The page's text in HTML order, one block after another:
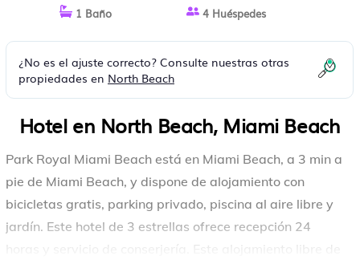
1 Baño 4 Huéspedes
¿No es el ajuste correcto? Consulte nuestras otras
propiedades en North Beach
Hotel en North Beach, Miami Beach
Park Royal Miami Beach está en Miami Beach, a 3 min a
pie de Miami Beach, y dispone de alojamiento con
bicicletas gratis, parking privado, piscina al aire libre y
jardín. Este hotel de 3 estrellas ofrece recepción 24
horas y servicio de conserjería. Este alojamiento libre de